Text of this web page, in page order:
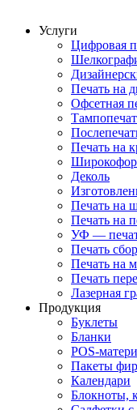
Услуги
Цифровая
Печать на
Офсетная
Печать на
Деколь
Печать на
Печать на
УФ —
Печать
Печать на
Печать
Лазерная
Продукция
Буклеты
Бланки
POS-
Пакеты
Календари
Блокноты,